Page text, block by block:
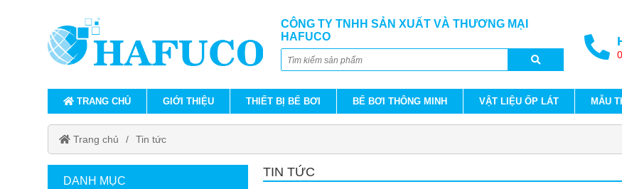
CÔNG TY TNHH SẢN XUẤT VÀ THƯƠNG MẠI
HAFUCO
TRANG CHỦ GIỚI THIỆU THIẾT BỊ BỂ BƠI BỂ BƠI THÔNG MINH VẬT LIỆU ỐP LÁT MẪU
Trang chủ Tin tức
TIN TỨC
DANH MỤC